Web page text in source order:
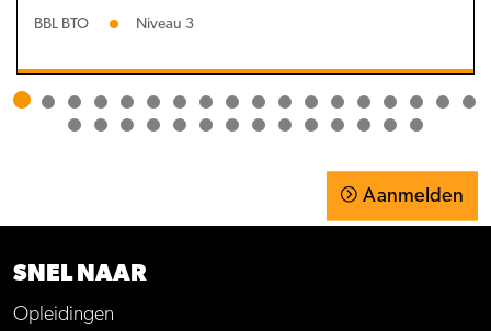
BBL BTO Niveau 3
Aanmelden
SNEL NAAR
Opleidingen